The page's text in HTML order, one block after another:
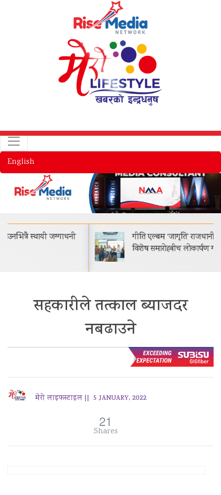
English
गीति एल्बम ‘जागृति’ राजधानी काठमाडौंमा आयोजित
विशेष समारोहबीच लोकार्पण गरिएको…
सहकारीले तत्काल ब्याजदर
नबढाउने
मेरो लाइफस्टाइल || 5 JANUARY, 2022
21
Shares